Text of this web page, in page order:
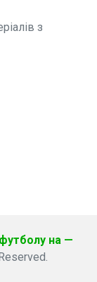
з
футболу на —